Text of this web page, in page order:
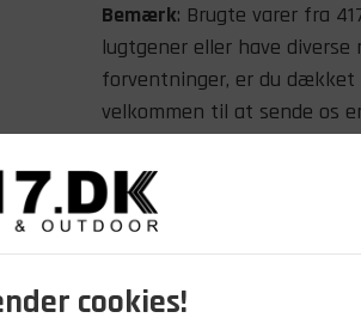
cookies!
Bemærk: Brugte varer fra
lugtgener eller have
forventninger, er du dækket
velkommen til at sende os